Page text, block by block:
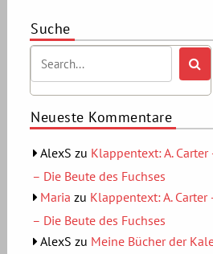
Suche
Neueste Kommentare
AlexS zu Klappentext: A.
– Die Beute des Fuchses
Maria zu Klappentext: A.
– Die Beute des Fuchses
AlexS zu Meine Bücher der